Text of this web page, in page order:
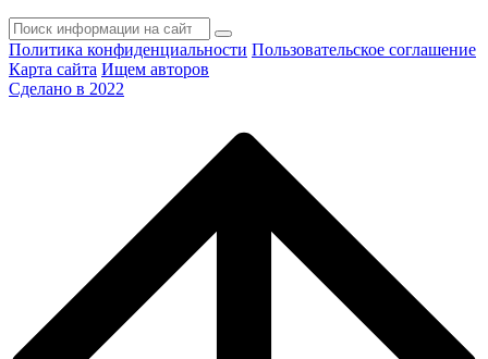
Политика конфиденциальности Пользовательское соглашение
Карта сайта Ищем авторов
Сделано в 2022